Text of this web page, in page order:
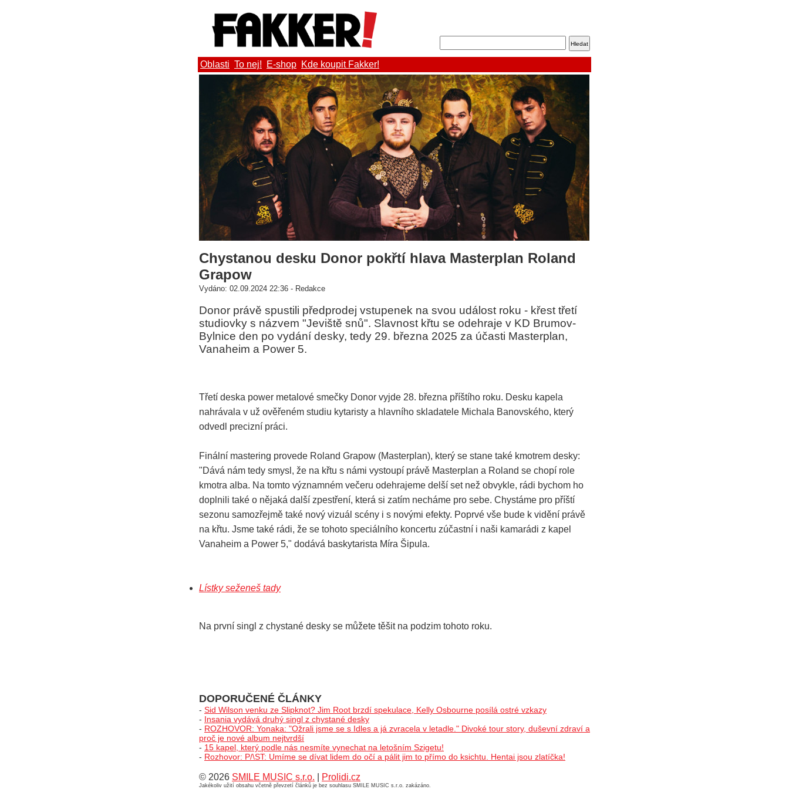
Oblasti To nej! E-shop Kde koupit Fakker!
Chystanou desku Donor pokřtí hlava Masterplan Roland
Grapow
Vydáno: 02.09.2024 22:36 - Redakce
Donor právě spustili předprodej vstupenek na svou událost roku - křest třetí
studiovky s názvem "Jeviště snů". Slavnost křtu se odehraje v KD Brumov-
Bylnice den po vydání desky, tedy 29. března 2025 za účasti Masterplan,
Vanaheim a Power 5.
Třetí deska power metalové smečky Donor vyjde 28. března příštího roku. Desku kapela
nahrávala v už ověřeném studiu kytaristy a hlavního skladatele Michala Banovského, který
odvedl precizní práci.
Finální mastering provede Roland Grapow (Masterplan), který se stane také kmotrem desky:
"Dává nám tedy smysl, že na křtu s námi vystoupí právě Masterplan a Roland se chopí role
kmotra alba. Na tomto významném večeru odehrajeme delší set než obvykle, rádi bychom ho
doplnili také o nějaká další zpestření, která si zatím necháme pro sebe. Chystáme pro příští
sezonu samozřejmě také nový vizuál scény i s novými efekty. Poprvé vše bude k vidění právě
na křtu. Jsme také rádi, že se tohoto speciálního koncertu zúčastní i naši kamarádi z kapel
Vanaheim a Power 5," dodává baskytarista Míra Šipula.
Lístky seženeš tady
Na první singl z chystané desky se můžete těšit na podzim tohoto roku.
DOPORUČENÉ ČLÁNKY
- Sid Wilson venku ze Slipknot? Jim Root brzdí spekulace, Kelly Osbourne posílá ostré vzkazy
- Insania vydává druhý singl z chystané desky
- ROZHOVOR: Yonaka: "Ožrali jsme se s Idles a já zvracela v letadle." Divoké tour story, duševní zdraví a
proč je nové album nejtvrdší
- 15 kapel, který podle nás nesmíte vynechat na letošním Szigetu!
- Rozhovor: P/\ST: Umíme se dívat lidem do očí a pálit jim to přímo do ksichtu. Hentai jsou zlatíčka!
© 2026 SMILE MUSIC s.r.o. Prolidi.cz
Jakékoliv užití obsahu včetně převzetí článků je bez souhlasu SMILE MUSIC s.r.o. zakázáno.